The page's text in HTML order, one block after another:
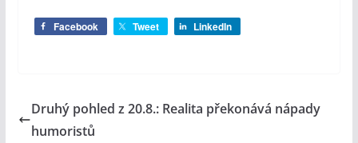
Facebook Tweet LinkedIn
Druhý pohled z 20.8.: Realita překonává nápady
humoristů